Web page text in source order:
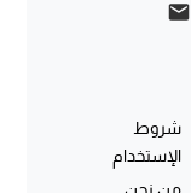
شروط
الإستخدام